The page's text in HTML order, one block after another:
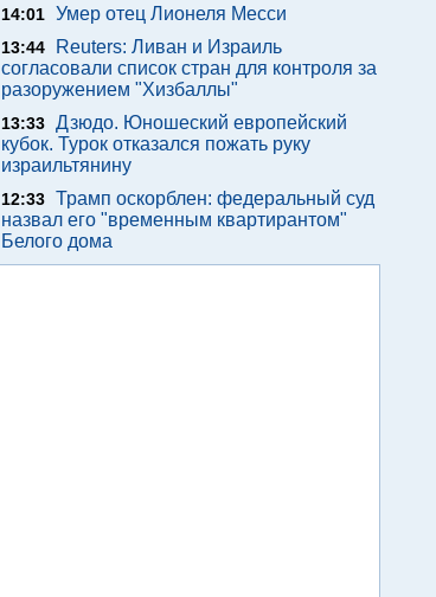
14:01 Умер отец Лионеля Месси
13:44
Reuters: Ливан и Израиль
согласовали список стран для контроля за
разоружением "Хизбаллы"
13:33 Дзюдо. Юношеский европейский
кубок. Турок отказался пожать руку
израильтянину
12:33 Трамп оскорблен: федеральный суд
назвал его "временным квартирантом"
Белого дома